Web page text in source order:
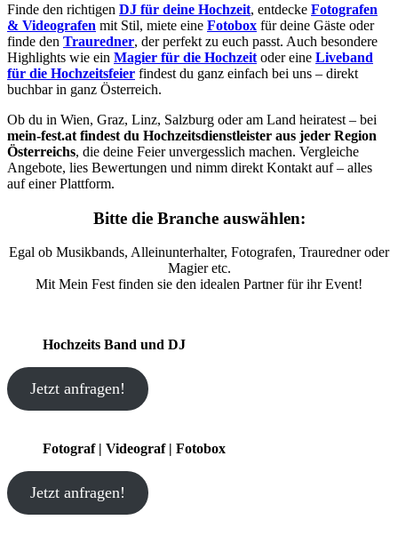
Finde den richtigen DJ für deine Hochzeit, entdecke Fotografen
& Videografen mit Stil, miete eine Fotobox für deine Gäste oder
finde den Trauredner, der perfekt zu euch passt. Auch besondere
Highlights wie ein Magier für die Hochzeit oder eine Liveband
für die Hochzeitsfeier findest du ganz einfach bei uns – direkt
buchbar in ganz Österreich.
Ob du in Wien, Graz, Linz, Salzburg oder am Land heiratest – bei
mein-fest.at findest du Hochzeitsdienstleister aus jeder Region
Österreichs, die deine Feier unvergesslich machen. Vergleiche
Angebote, lies Bewertungen und nimm direkt Kontakt auf – alles
auf einer Plattform.
Bitte die Branche auswählen:
Egal ob Musikbands, Alleinunterhalter, Fotografen, Trauredner oder
Magier etc.
Mit Mein Fest finden sie den idealen Partner für ihr Event!
Hochzeits Band und DJ
Jetzt anfragen!
Fotograf | Videograf | Fotobox
Jetzt anfragen!